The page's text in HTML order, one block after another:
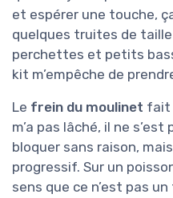
et espérer une touche,
quelques truites de
perchettes et petits
kit m’empêche de
Le frein du moulinet fait
m’a pas lâché, il ne
bloquer sans raison,
progressif. Sur un
sens que ce n’est pas